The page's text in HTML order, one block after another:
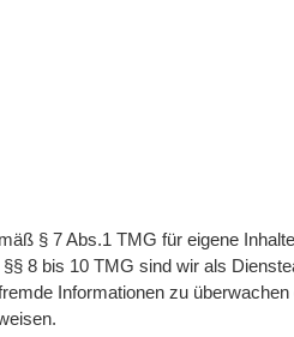
§ 7 Abs.1 TMG für eigene
8 bis 10 TMG sind wir als
Informationen zu